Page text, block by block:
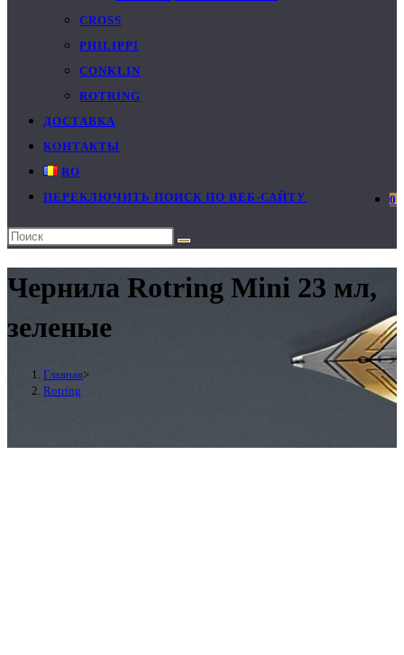
CROSS
PHILIPPI
CONKLIN
ROTRING
ДОСТАВКА
КОНТАКТЫ
RO
0
ПЕРЕКЛЮЧИТЬ ПОИСК ПО ВЕБ-САЙТУ
Чернила Rotring Mini 23 мл,
зеленые
Главная>
Rotring